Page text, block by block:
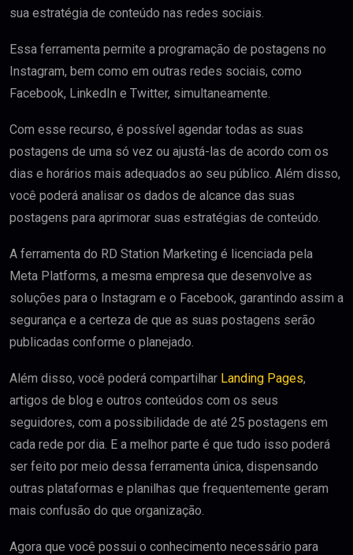
sua estratégia de conteúdo nas redes sociais.
Essa ferramenta permite a programação de postagens no
Instagram, bem como em outras redes sociais, como
Facebook, LinkedIn e Twitter, simultaneamente.
Com esse recurso, é possível agendar todas as suas
postagens de uma só vez ou ajustá-las de acordo com os
dias e horários mais adequados ao seu público. Além disso,
você poderá analisar os dados de alcance das suas
postagens para aprimorar suas estratégias de conteúdo.
A ferramenta do RD Station Marketing é licenciada pela
Meta Platforms, a mesma empresa que desenvolve as
soluções para o Instagram e o Facebook, garantindo assim a
segurança e a certeza de que as suas postagens serão
publicadas conforme o planejado.
Além disso, você poderá compartilhar Landing Pages,
artigos de blog e outros conteúdos com os seus
seguidores, com a possibilidade de até 25 postagens em
cada rede por dia. E a melhor parte é que tudo isso poderá
ser feito por meio dessa ferramenta única, dispensando
outras plataformas e planilhas que frequentemente geram
mais confusão do que organização.
Agora que você possui o conhecimento necessário para